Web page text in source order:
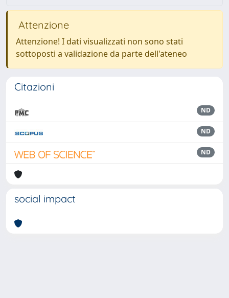
Attenzione
Attenzione! I dati visualizzati non sono stati
sottoposti a validazione da parte dell'ateneo
Citazioni
ND
ND
ND
social impact